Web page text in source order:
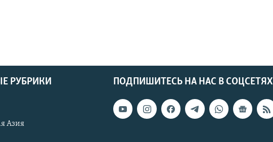
ПОДПИШИТЕСЬ НА НАС В СОЦСЕТЯХ
РУБРИКИ
Азия